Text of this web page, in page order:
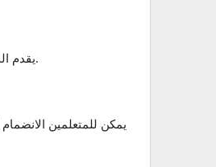
يقدم المعهد الثقافي البريطاني مجموعة من الكورسات المجانية عبر الإنترنت، مصممة لمساعدة المتعلمين في تحسين مهاراتهم في اللغة الإنجليزية بشكل فعال ومريح.
يمكن للمتعلمين